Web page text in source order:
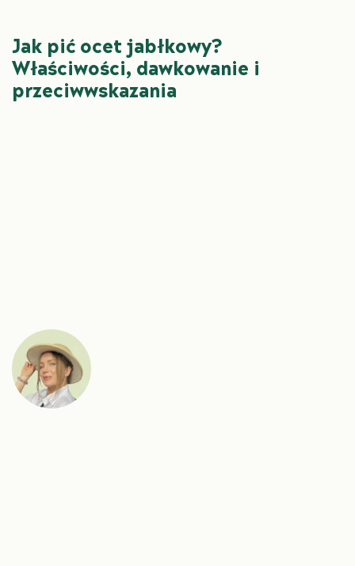
Jak pić ocet jabłkowy?
Właściwości, dawkowanie i
przeciwwskazania